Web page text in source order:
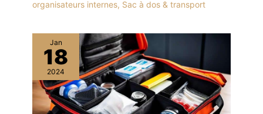
organisateurs internes, Sac à dos & transport
Jan
18
2024